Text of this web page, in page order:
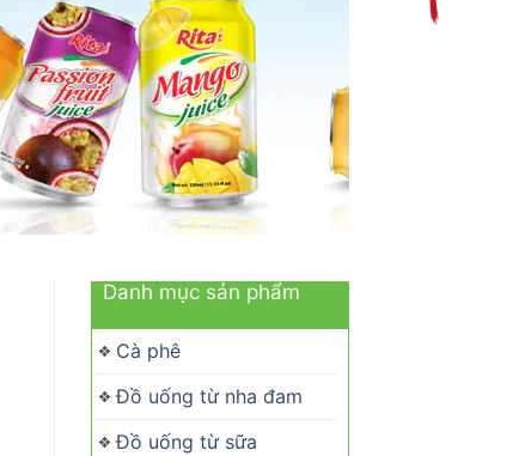
Danh mục sản phẩm
Cà phê
Đồ uống từ nha đam
Đồ uống từ sữa